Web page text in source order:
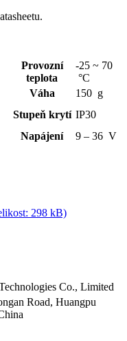
Provozní
teplota
-25 ~ 70
°C
Váha
150 g
Stupeň krytí IP30
Napájení
9 – 36 V
298 kB)
Co., Limited
Road, Huangpu